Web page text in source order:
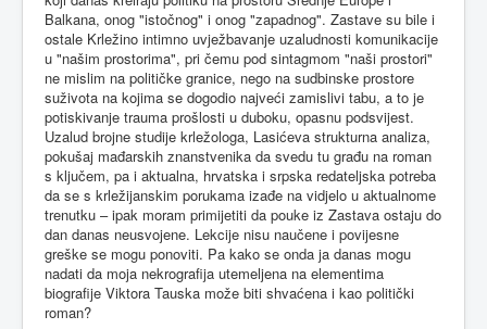
Balkana, onog "istočnog" i onog "zapadnog". Zastave su bile i
ostale Krležino intimno uvježbavanje uzaludnosti komunikacije
u "našim prostorima", pri čemu pod sintagmom "naši prostori"
ne mislim na političke granice, nego na sudbinske prostore
suživota na kojima se dogodio najveći zamislivi tabu, a to je
potiskivanje trauma prošlosti u duboku, opasnu podsvijest.
Uzalud brojne studije krležologa, Lasićeva strukturna analiza,
pokušaj mađarskih znanstvenika da svedu tu građu na roman
s ključem, pa i aktualna, hrvatska i srpska redateljska potreba
da se s krležijanskim porukama izađe na vidjelo u aktualnome
trenutku – ipak moram primijetiti da pouke iz Zastava ostaju do
dan danas neusvojene. Lekcije nisu naučene i povijesne
greške se mogu ponoviti. Pa kako se onda ja danas mogu
nadati da moja nekrografija utemeljena na elementima
biografije Viktora Tauska može biti shvaćena i kao politički
roman?